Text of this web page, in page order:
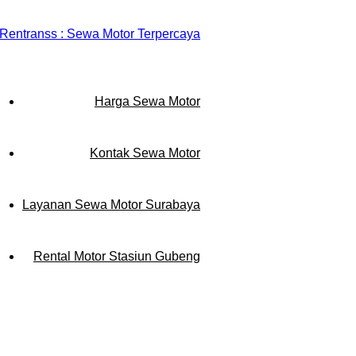
Harga Sewa Motor
Kontak Sewa Motor
Layanan Sewa Motor Surabaya
Rental Motor Stasiun Gubeng